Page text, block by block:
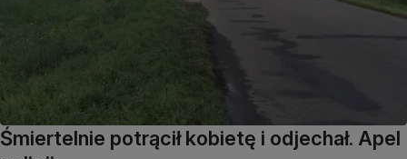
Śmiertelnie potrącił kobietę i odjechał. Apel